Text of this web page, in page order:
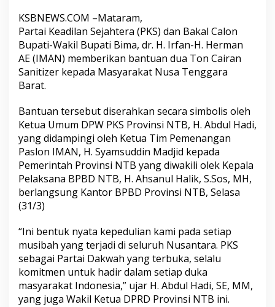
KSBNEWS.COM –Mataram,
Partai Keadilan Sejahtera (PKS) dan Bakal Calon
Bupati-Wakil Bupati Bima, dr. H. Irfan-H. Herman
AE (IMAN) memberikan bantuan dua Ton Cairan
Sanitizer kepada Masyarakat Nusa Tenggara
Barat.
Bantuan tersebut diserahkan secara simbolis oleh
Ketua Umum DPW PKS Provinsi NTB, H. Abdul Hadi,
yang didampingi oleh Ketua Tim Pemenangan
Paslon IMAN, H. Syamsuddin Madjid kepada
Pemerintah Provinsi NTB yang diwakili olek Kepala
Pelaksana BPBD NTB, H. Ahsanul Halik, S.Sos, MH,
berlangsung Kantor BPBD Provinsi NTB, Selasa
(31/3)
“Ini bentuk nyata kepedulian kami pada setiap
musibah yang terjadi di seluruh Nusantara. PKS
sebagai Partai Dakwah yang terbuka, selalu
komitmen untuk hadir dalam setiap duka
masyarakat Indonesia,” ujar H. Abdul Hadi, SE, MM,
yang juga Wakil Ketua DPRD Provinsi NTB ini.